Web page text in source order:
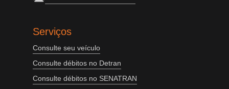
Serviços
Consulte seu veículo
Consulte débitos no Detran
Consulte débitos no SENATRAN